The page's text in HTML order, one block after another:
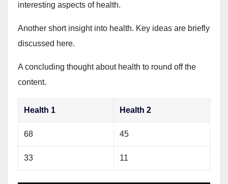
interesting aspects of health.
Another short insight into health. Key ideas are briefly
discussed here.
A concluding thought about health to round off the
content.
Health 1 Health 2
68 45
33 11